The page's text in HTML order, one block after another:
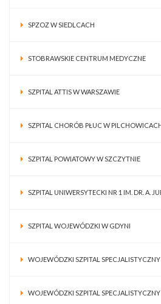
SPZOZ W SIEDLCACH
STOBRAWSKIE CENTRUM MEDYCZNE
SZPITAL ATTIS W WARSZAWIE
SZPITAL CHORÓB PŁUC W
SZPITAL POWIATOWY W SZCZYTNIE
SZPITAL UNIWERSYTECKI NR 1 IM. DR. A.
SZPITAL WOJEWÓDZKI W GDYNI
WOJEWÓDZKI SZPITAL
WOJEWÓDZKI SZPITAL